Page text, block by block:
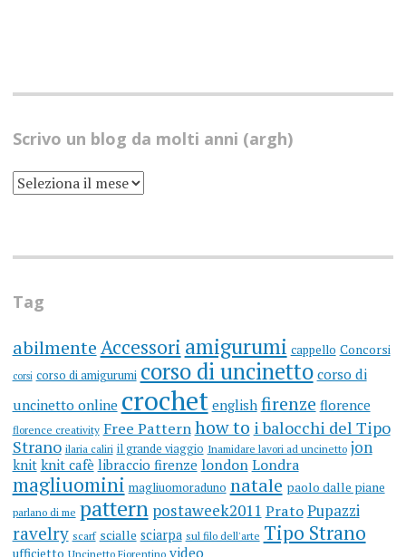
Scrivo un blog da molti anni (argh)
SCRIVO
UN
(ARGH)
Tag
abilmenteAccessori amigurumi cappello Concorsi
corsi corso di amigurumi corso di uncinetto corso di
uncinetto online crochet english firenze florence
florence creativity Free Pattern how to i balocchi del Tipo
Strano ilaria caliri il grande viaggio Inamidare lavori ad uncinetto jon
knit knit cafè libraccio firenze london Londra
magliuomini magliuomoraduno natale paolo dalle piane
parlano di me pattern postaweek2011 Prato Pupazzi
ravelry scarf scialle sciarpa sul filo dell'arte Tipo Strano
ufficietto Uncinetto Fiorentino video